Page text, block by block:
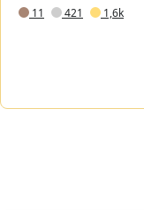
11
421 1,6k